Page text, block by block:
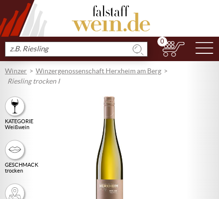
Produkt
suchen
0
Winzer
Winzergenossenschaft Herxheim am Berg
Riesling trocken I
KATEGORIE
Weißwein
GESCHMACK
trocken